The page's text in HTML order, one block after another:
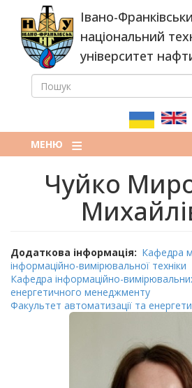
основного
вмісту
Івано-
національний
університет
ПОШУКОВА
ПОШУК
МЕНЮ
Чуйко
Додаткова інформація
Кафедра
інформаційно-вимірювальної техніки
Кафедра інформаційно-
енергетичного менеджменту
Факультет автоматизації та